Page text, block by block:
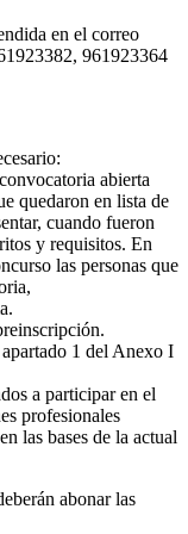
en el correo
961923364
abierta
quedaron en lista de
cuando fueron
y requisitos. En
las personas que
1 del Anexo I
a participar en el
profesionales
las bases de la actual
abonar las